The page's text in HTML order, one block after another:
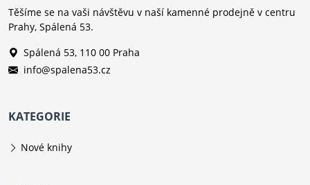
Těšíme se na vaši návštěvu v naší kamenné prodejně v centru
Prahy, Spálená 53.
Spálená 53, 110 00 Praha
info@spalena53.cz
KATEGORIE
Nové knihy